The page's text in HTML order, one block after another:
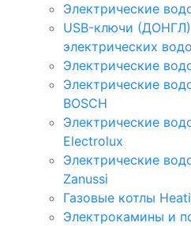
Электрические
USB-ключи
электрических
Электрические
Электрические
BOSCH
Электрические
Electrolux
Электрические
Zanussi
Газовые котлы
Электрокамины и